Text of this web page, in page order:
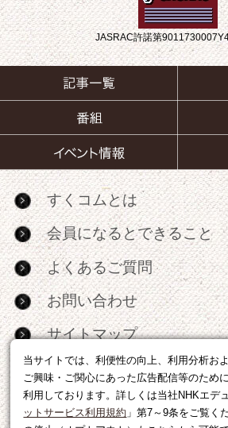
当サイトでは、利便性の向上、利用分析お
ご興味・ご関心にあった広告配信等のため
利用しております。詳しくは当社NHKエデ
ットサービス利用規約 」第7～9条をご覧く
JASRAC許諾第
すくコムとは
会員になるとできること
よくあるご質問
お問い合わせ
サイトマップ
RSS
広告出稿・パートナーシ